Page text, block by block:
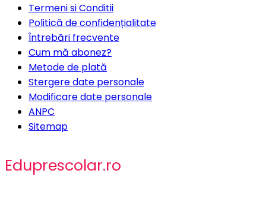
Termeni si Conditii
Politică de confidențialitate
Întrebări frecvente
Cum mă abonez?
Metode de plată
Stergere date personale
Modificare date personale
ANPC
Sitemap
Eduprescolar.ro